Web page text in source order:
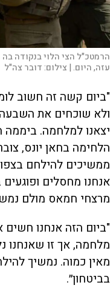
הרמטכ"ל הצי הלוי בנקודה
עזה, היום. | צילום:דובר צה"ל
ולא שוכחים את
יצאנו למלחמה. ביממה
הלחימה בחאן יונס,
ממשיכים להילחם
אנחנו מחסלים
מרצחי חמאס מולם
"ביום הזה אנחנו
מלחמה, אך זו שאנחנו
מאין כמוה. נמשיך
בביטחון״.